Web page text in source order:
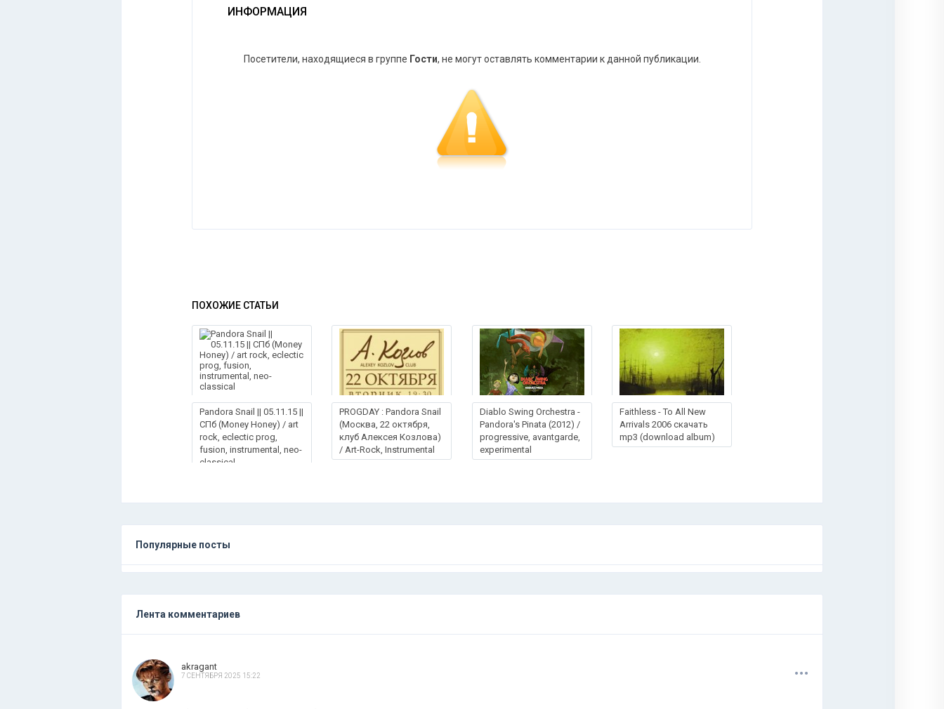
ИНФОРМАЦИЯ
Посетители, находящиеся в группе Гости, не могут оставлять комментарии к данной публикации.
ПОХОЖИЕ СТАТЬИ
Pandora Snail || 05.11.15 ||
СПб (Money Honey) / art
rock, eclectic prog,
fusion, instrumental, neo-
classical
PROGDAY : Pandora Snail
(Москва, 22 октября,
клуб Алексея Козлова)
/ Art-Rock, Instrumental
Diablo Swing Orchestra -
Pandora's Pinata (2012) /
progressive, avantgarde,
experimental
Faithless - To All New
Arrivals 2006 скачать
mp3 (download album)
Популярные посты
Лента комментариев
akragant
7 СЕНТЯБРЯ 2025 15:22 ...